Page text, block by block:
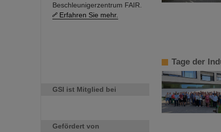
Beschleunigerzentrum FAIR.
Erfahren Sie mehr.
GSI ist Mitglied bei
Gefördert von
Tage der